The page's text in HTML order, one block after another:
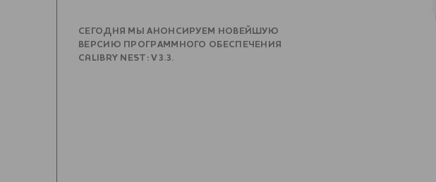
СЕГОДНЯ МЫ АНОНСИРУЕМ НОВЕЙШУЮ
ВЕРСИЮ ПРОГРАММНОГО ОБЕСПЕЧЕНИЯ
CALIBRY NEST: V3.3.